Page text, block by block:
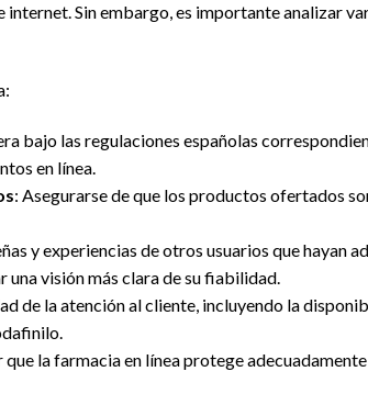
internet. Sin embargo, es importante analizar
bajo las regulaciones españolas
en línea.
: Asegurarse de que los productos ofertados
y experiencias de otros usuarios que hayan
visión más clara de su fiabilidad.
de la atención al cliente, incluyendo la
que la farmacia en línea protege